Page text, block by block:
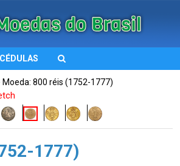
CÉDULAS
Moeda: 800 réis (1752-1777)
1777)